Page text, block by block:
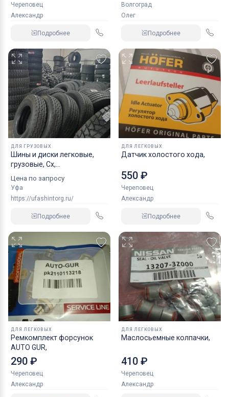
Череповец
Александр
Подробнее
Волгоград
Олег
Подробнее
ДЛЯ ГРУЗОВЫХ
Шины и диски легковые,
грузовые, Сх,
Цена по запросу
Уфа
https://ufashintorg.ru/
Подробнее
ДЛЯ ЛЕГКОВЫХ
Датчик холостого хода,
550 ₽
Череповец
Александр
Подробнее
ДЛЯ ЛЕГКОВЫХ
Ремкомплект форсунок
AUTO GUR,
290 ₽
Череповец
Александр
ДЛЯ ЛЕГКОВЫХ
Маслосьемные колпачки,
410 ₽
Череповец
Александр